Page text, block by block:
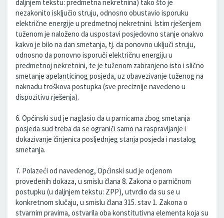
daljnjem tekstu: predmetna nekretnina) tako što je
nezakonito isključio struju, odnosno obustavio isporuku
električne energije u predmetnoj nekretnini. Istim rješenjem
tuženom je naloženo da uspostavi posjedovno stanje onakvo
kakvo je bilo na dan smetanja, tj. da ponovno uključi struju,
odnosno da ponovno isporuči električnu energiju u
predmetnoj nekretnini, te je tuženom zabranjeno isto i slično
smetanje apelanticinog posjeda, uz obavezivanje tuženog na
naknadu troškova postupka (sve preciznije navedeno u
dispozitivu rješenja).
6. Općinski sud je naglasio da u parnicama zbog smetanja
posjeda sud treba da se ograniči samo na raspravljanje i
dokazivanje činjenica posljednjeg stanja posjeda i nastalog
smetanja.
7. Polazeći od navedenog, Općinski sud je ocjenom
provedenih dokaza, u smislu člana 8. Zakona o parničnom
postupku (u daljnjem tekstu: ZPP), utvrdio da su se u
konkretnom slučaju, u smislu člana 315. stav 1. Zakona o
stvarnim pravima, ostvarila oba konstitutivna elementa koja su